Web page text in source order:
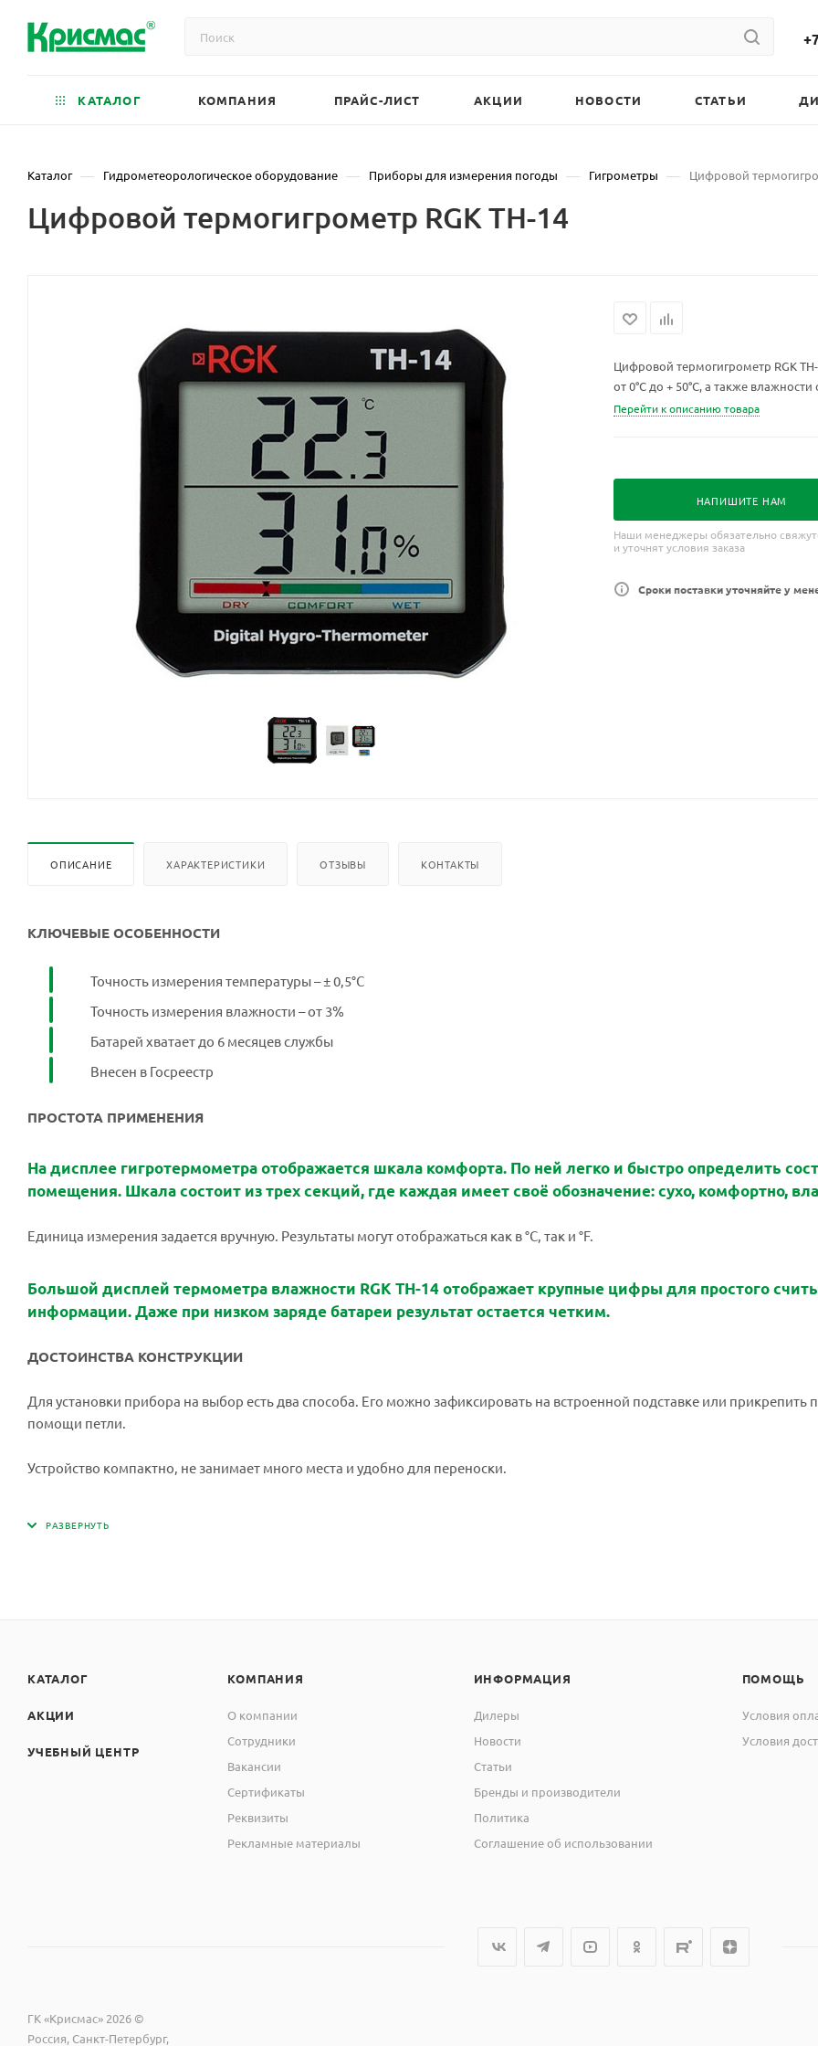
КАТАЛОГ КОМПАНИЯ ПРАЙС-ЛИСТ АКЦИИ НОВОСТИ СТАТЬИ
Каталог — Гидрометеорологическое оборудование — Приборы для измерения погоды — Гигрометры — Цифровой
Цифровой термогигрометр RGK TH-14
Цифровой термогигрометр RGK
от 0°C до + 50°C, а также влажности
Перейти к описанию товара
НАПИШИТЕ НАМ
Наши менеджеры обязательно
и уточнят условия заказа
Сроки поставки уточняйте у
ОПИСАНИЕ ХАРАКТЕРИСТИКИ ОТЗЫВЫ КОНТАКТЫ
КЛЮЧЕВЫЕ ОСОБЕННОСТИ
Точность измерения температуры – ± 0,5°С
Точность измерения влажности – от 3%
Батарей хватает до 6 месяцев службы
Внесен в Госреестр
ПРОСТОТА ПРИМЕНЕНИЯ
На дисплее гигротермометра отображается шкала комфорта. По ней легко и быстро определить
помещения. Шкала состоит из трех секций, где каждая имеет своё обозначение: сухо, комфортно,
Единица измерения задается вручную. Результаты могут отображаться как в °C, так и °F.
Большой дисплей термометра влажности RGK TH-14 отображает крупные цифры для простого
информации. Даже при низком заряде батареи результат остается четким.
ДОСТОИНСТВА КОНСТРУКЦИИ
Для установки прибора на выбор есть два способа. Его можно зафиксировать на встроенной подставке или прикрепить
помощи петли.
Устройство компактно, не занимает много места и удобно для переноски.
КАТАЛОГ
АКЦИИ
УЧЕБНЫЙ ЦЕНТР
КОМПАНИЯ
О компании
Сотрудники
Вакансии
Сертификаты
Реквизиты
Рекламные материалы
ИНФОРМАЦИЯ
Дилеры
Новости
Статьи
Бренды и производители
Политика
Соглашение об использовании
ПОМОЩЬ
Условия
Условия
ГК «Крисмас» 2026 ©
Россия, Санкт-Петербург,